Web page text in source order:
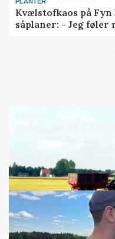
Kvælstofkaos på
såplaner: - Jeg føler